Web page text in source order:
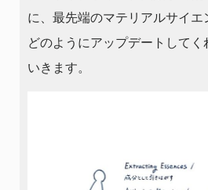
に、最先端のマテリアルサイ
どのようにアップデートして
いきます。